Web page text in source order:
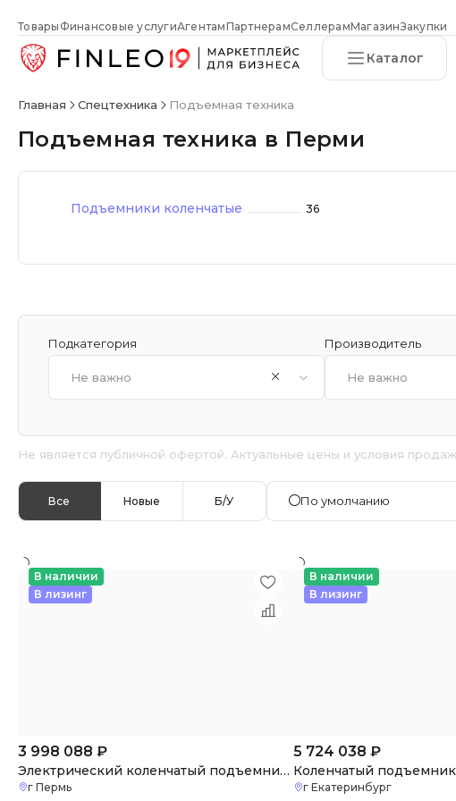
Товары Финансовые услугиАгентамПартнерамСеллерамМагазинЗакупки
Каталог
Главная Спецтехника Подъемная техника
Подъемная техника в Перми
Подъемники коленчатые 36
Подкатегория
Не важно
Производитель
Не важно
Не является публичной офертой. Актуальные цены и условия
Все Новые Б/У По умолчанию
В наличии
В лизинг
3 998 088 ₽
Электрический коленчатый подъемник XGA12ACK
г Пермь
В наличии
В лизинг
5 724 038 ₽
г Екатеринбург